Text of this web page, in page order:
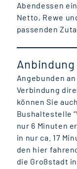
Abendessen
Netto, Rewe
passenden
Angebunden
Verbindung
können Sie
Bushaltestelle
nur 6 Minuten
in nur ca. 17
den hier
die Großstadt